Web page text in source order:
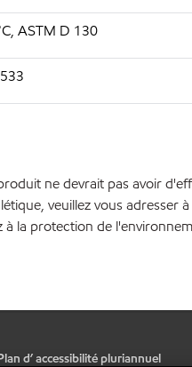
ASTM D 130
ne devrait pas avoir
veuillez vous
à la protection de
d’ accessibilité pluriannuel